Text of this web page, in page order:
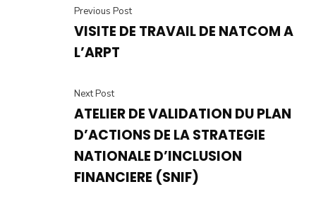
Previous Post
VISITE DE TRAVAIL DE NATCOM A
L’ARPT
Next Post
ATELIER DE VALIDATION DU PLAN
D’ACTIONS DE LA STRATEGIE
NATIONALE D’INCLUSION
FINANCIERE (SNIF)